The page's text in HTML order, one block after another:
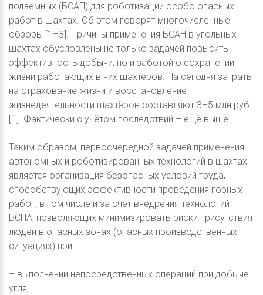
подземных (БСАП) для роботизации особо опасных
работ в шахтах. Об этом говорят многочисленные
обзоры [1–3]. Причины применения БСАН в угольных
шахтах обусловлены не только задачей повысить
эффективность добычи, но и заботой о сохранении
жизни работающих в них шахтёров. На сегодня затраты
на страхование жизни и восстановление
жизнедеятельности шахтёров составляют 3–5 млн руб.
[1]. Фактически с учётом последствий – ещё выше.
Таким образом, первоочередной задачей применения
автономных и роботизированных технологий в шахтах
является организация безопасных условий труда,
способствующих эффективности проведения горных
работ, в том числе и за счёт внедрения технологий
БСНА, позволяющих минимизировать риски присутствия
людей в опасных зонах (опасных производственных
ситуациях) при:
– выполнении непосредственных операций при добыче
угля;